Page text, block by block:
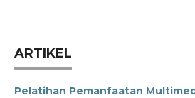
ARTIKEL
Pelatihan Pemanfaatan